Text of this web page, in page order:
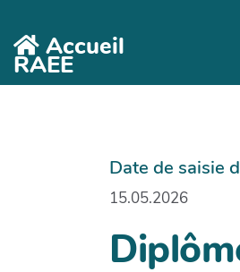
Accueil
RAEE
Date de saisie
15.05.2026